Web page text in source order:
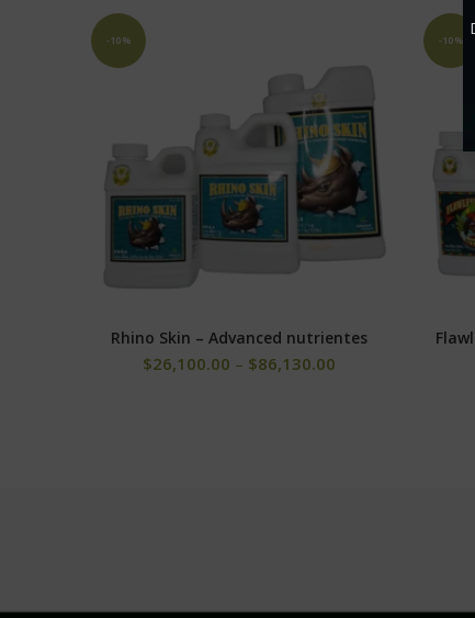
-10%
SELECCIONAR OPCIONES
Rhino Skin – Advanced nutrientes
$26,100.00 – $86,130.00
-10%